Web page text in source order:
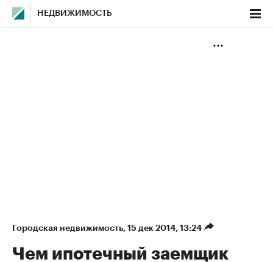
НЕДВИЖИМОСТЬ
Городская недвижимость⁠, 15 дек 2014, 13:24
Чем ипотечный заемщик